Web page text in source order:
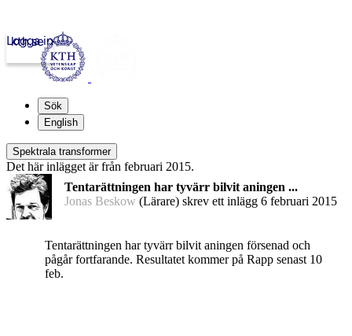
kth.se
Logga in
Sök
English
Spektrala transformer
Det här inlägget är från februari 2015.
Tentarättningen har tyvärr bilvit aningen ...
Jonas Beskow (Lärare) skrev ett inlägg 6 februari 2015
Tentarättningen har tyvärr bilvit aningen försenad och
pågår fortfarande. Resultatet kommer på Rapp senast 10
feb.